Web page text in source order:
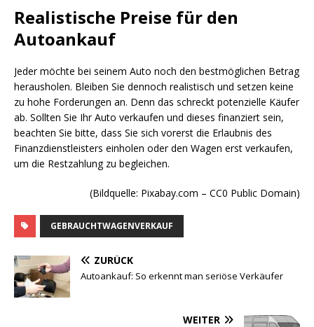
Realistische Preise für den
Autoankauf
Jeder möchte bei seinem Auto noch den bestmöglichen Betrag
herausholen. Bleiben Sie dennoch realistisch und setzen keine
zu hohe Forderungen an. Denn das schreckt potenzielle Käufer
ab. Sollten Sie Ihr Auto verkaufen und dieses finanziert sein,
beachten Sie bitte, dass Sie sich vorerst die Erlaubnis des
Finanzdienstleisters einholen oder den Wagen erst verkaufen,
um die Restzahlung zu begleichen.
(Bildquelle: Pixabay.com – CC0 Public Domain)
GEBRAUCHTWAGENVERKAUF
ZURÜCK
Autoankauf: So erkennt man seriöse Verkäufer
WEITER